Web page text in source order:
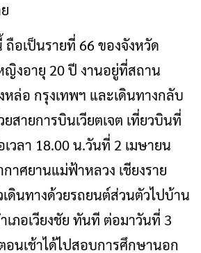
อเป็นรายที่ 66 ของจังหวัด
ญิงอายุ 20 ปี งานอยู่ที่สถาน
ล่อ กรุงเทพฯ และเดินทางกลับ
ยสายการบินเวียตเจต เที่ยวบินที่
เวลา 18.00 น.วันที่ 2 เมษายน
าศยานแม่ฟ้าหลวง เชียงราย
เดินทางด้วยรถยนต์ส่วนตัวไปบ้าน
เภอเวียงชัย ทันที ต่อมาวันที่ 3
อนเช้าได้ไปสอบการศึกษานอก